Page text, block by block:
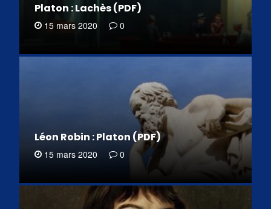
Platon : Lachès (PDF)
15 mars 2020 0
Léon Robin : Platon (PDF)
15 mars 2020 0